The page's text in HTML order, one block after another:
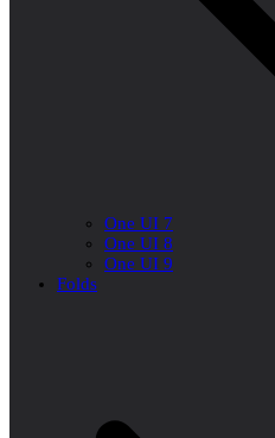
One UI 7
One UI 8
One UI 9
Folds